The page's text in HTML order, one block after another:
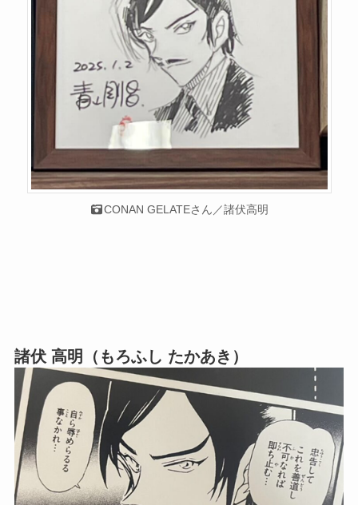
CONAN GELATEさん／諸伏高明
諸伏 高明（もろふし たかあき）